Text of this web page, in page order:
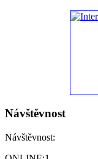
Návštěvnost
Návštěvnost: